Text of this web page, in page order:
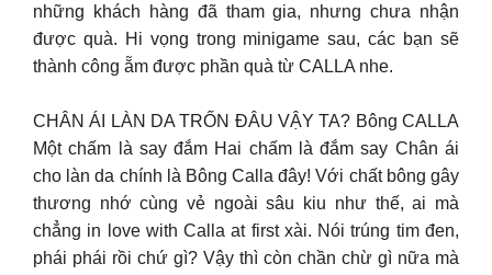
những khách hàng đã tham gia, nhưng chưa nhận
được quà. Hi vọng trong minigame sau, các bạn sẽ
thành công ẵm được phần quà từ CALLA nhe.
CHÂN ÁI LÀN DA TRỐN ĐÂU VẬY TA? Bông CALLA
Một chấm là say đắm Hai chấm là đắm say Chân ái
cho làn da chính là Bông Calla đây! Với chất bông gây
thương nhớ cùng vẻ ngoài sâu kiu như thế, ai mà
chẳng in love with Calla at first xài. Nói trúng tim đen,
phái phái rồi chứ gì? Vậy thì còn chần chừ gì nữa mà